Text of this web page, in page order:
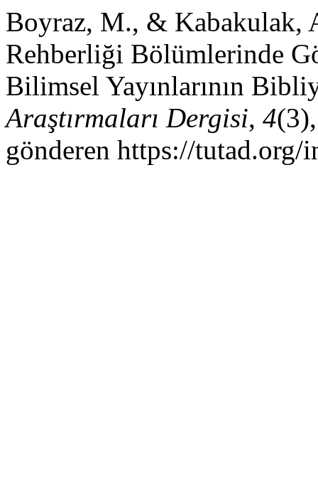
Boyraz, M., & Kabakulak,
Rehberliği Bölümlerinde
Bilimsel Yayınlarının
Araştırmaları Dergisi, 4
gönderen https://